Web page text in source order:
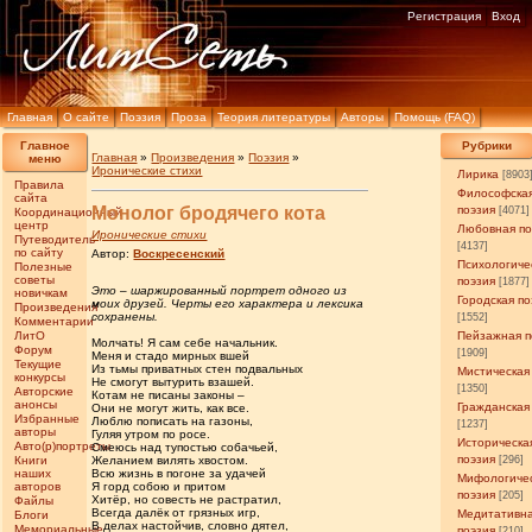
Главная О сайте Поэзия Проза Теория литературы Авторы Помощь (FAQ)
Регистрация Вход
Главное
меню
Правила
сайта
Координационный
центр
Путеводитель
по сайту
Полезные
советы
новичкам
Произведения
Комментарии
ЛитО
Форум
Текущие
конкурсы
Авторские
анонсы
Избранные
авторы
Авто(р)портреты
Книги
наших
авторов
Файлы
Блоги
Мемориальные
Рубрики
Лирика
поэзия [4071]
Любовная
[4137]
поэзия [1877]
Городская
[1552]
Пейзажная
[1909]
Мистическая
[1350]
Гражданская
[1237]
поэзия [296]
поэзия [205]
Главная »Произведения »Поэзия »
Иронические стихи
Монолог бродячего кота
Иронические стихи
Автор:Воскресенский
Это – шаржированный портрет одного из
моих друзей. Черты его характера и лексика
сохранены.
Молчать! Я сам себе начальник.
Меня и стадо мирных вшей
Из тьмы приватных стен подвальных
Не смогут вытурить взашей.
Котам не писаны законы –
Они не могут жить, как все.
Люблю пописать на газоны,
Гуляя утром по росе.
Смеюсь над тупостью собачьей,
Желанием вилять хвостом.
Всю жизнь в погоне за удачей
Я горд собою и притом
Хитёр, но совесть не растратил,
Всегда далёк от грязных игр,
В делах настойчив, словно дятел,